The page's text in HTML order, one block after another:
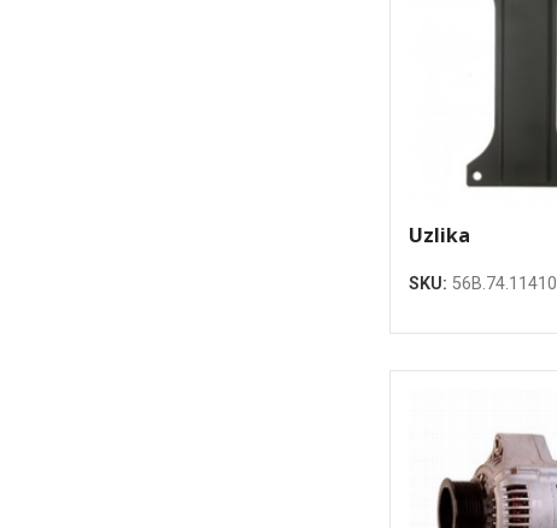
Uzlika
SKU: 56B.74.11410